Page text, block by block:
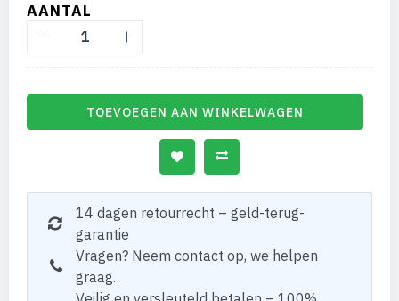
AANTAL
TOEVOEGEN AAN WINKELWAGEN
14 dagen retourrecht – geld-terug-
garantie
Vragen? Neem contact op, we helpen
graag.